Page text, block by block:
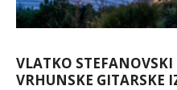
VLATKO
VRHUNSKE GITARSKE